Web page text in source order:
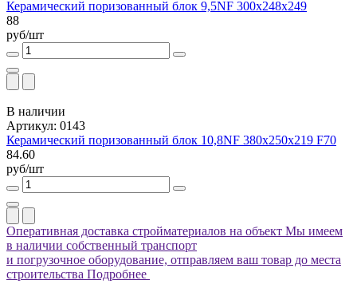
Керамический поризованный блок 9,5NF 300х248х249
88
руб/шт
В наличии
Артикул: 0143
Керамический поризованный блок 10,8NF 380х250х219 F70
84.60
руб/шт
Оперативная доставка стройматериалов на объект Мы имеем
в наличии собственный транспорт
и погрузочное оборудование, отправляем ваш товар до места
строительства Подробнее